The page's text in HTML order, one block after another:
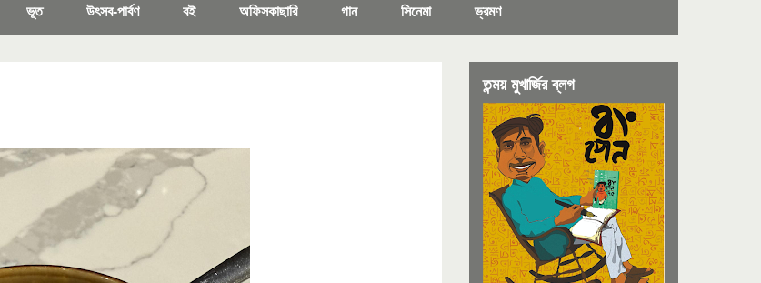
ভূত উৎসব-পার্বণ বই অফিসকাছারি গান সিনেমা ভ্রমণ
তন্ময় মুখার্জির ব্লগ